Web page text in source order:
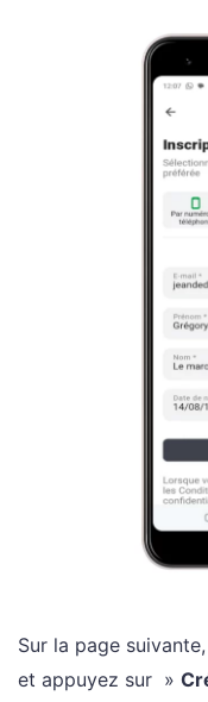
Sur la page
et appuyez sur »